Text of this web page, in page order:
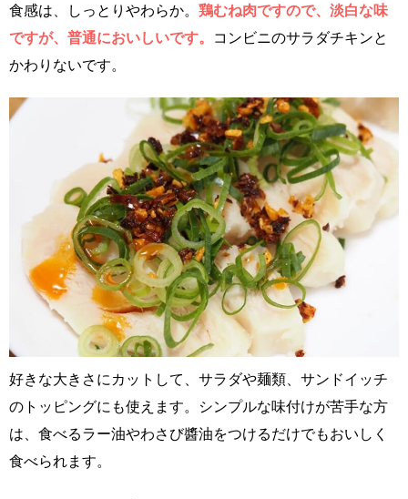
食感は、しっとりやわらか。 鶏むね肉ですので、淡白な味
ですが、普通においしいです。
コンビニのサラダチキンと
かわりないです。
好きな大きさにカットして、サラダや麺類、サンドイッチ
のトッピングにも使えます。シンプルな味付けが苦手な方
は、食べるラー油やわさび醬油をつけるだけでもおいしく
食べられます。